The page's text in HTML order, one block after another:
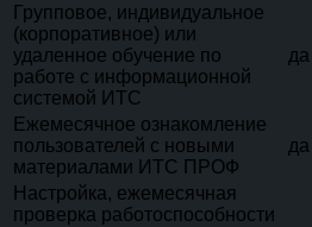
Групповое, индивидуальное
(корпоративное) или
удаленное обучение по
работе с информационной
системой ИТС
да
Ежемесячное ознакомление
пользователей с новыми
материалами ИТС ПРОФ
да
Настройка, ежемесячная
проверка работоспособности